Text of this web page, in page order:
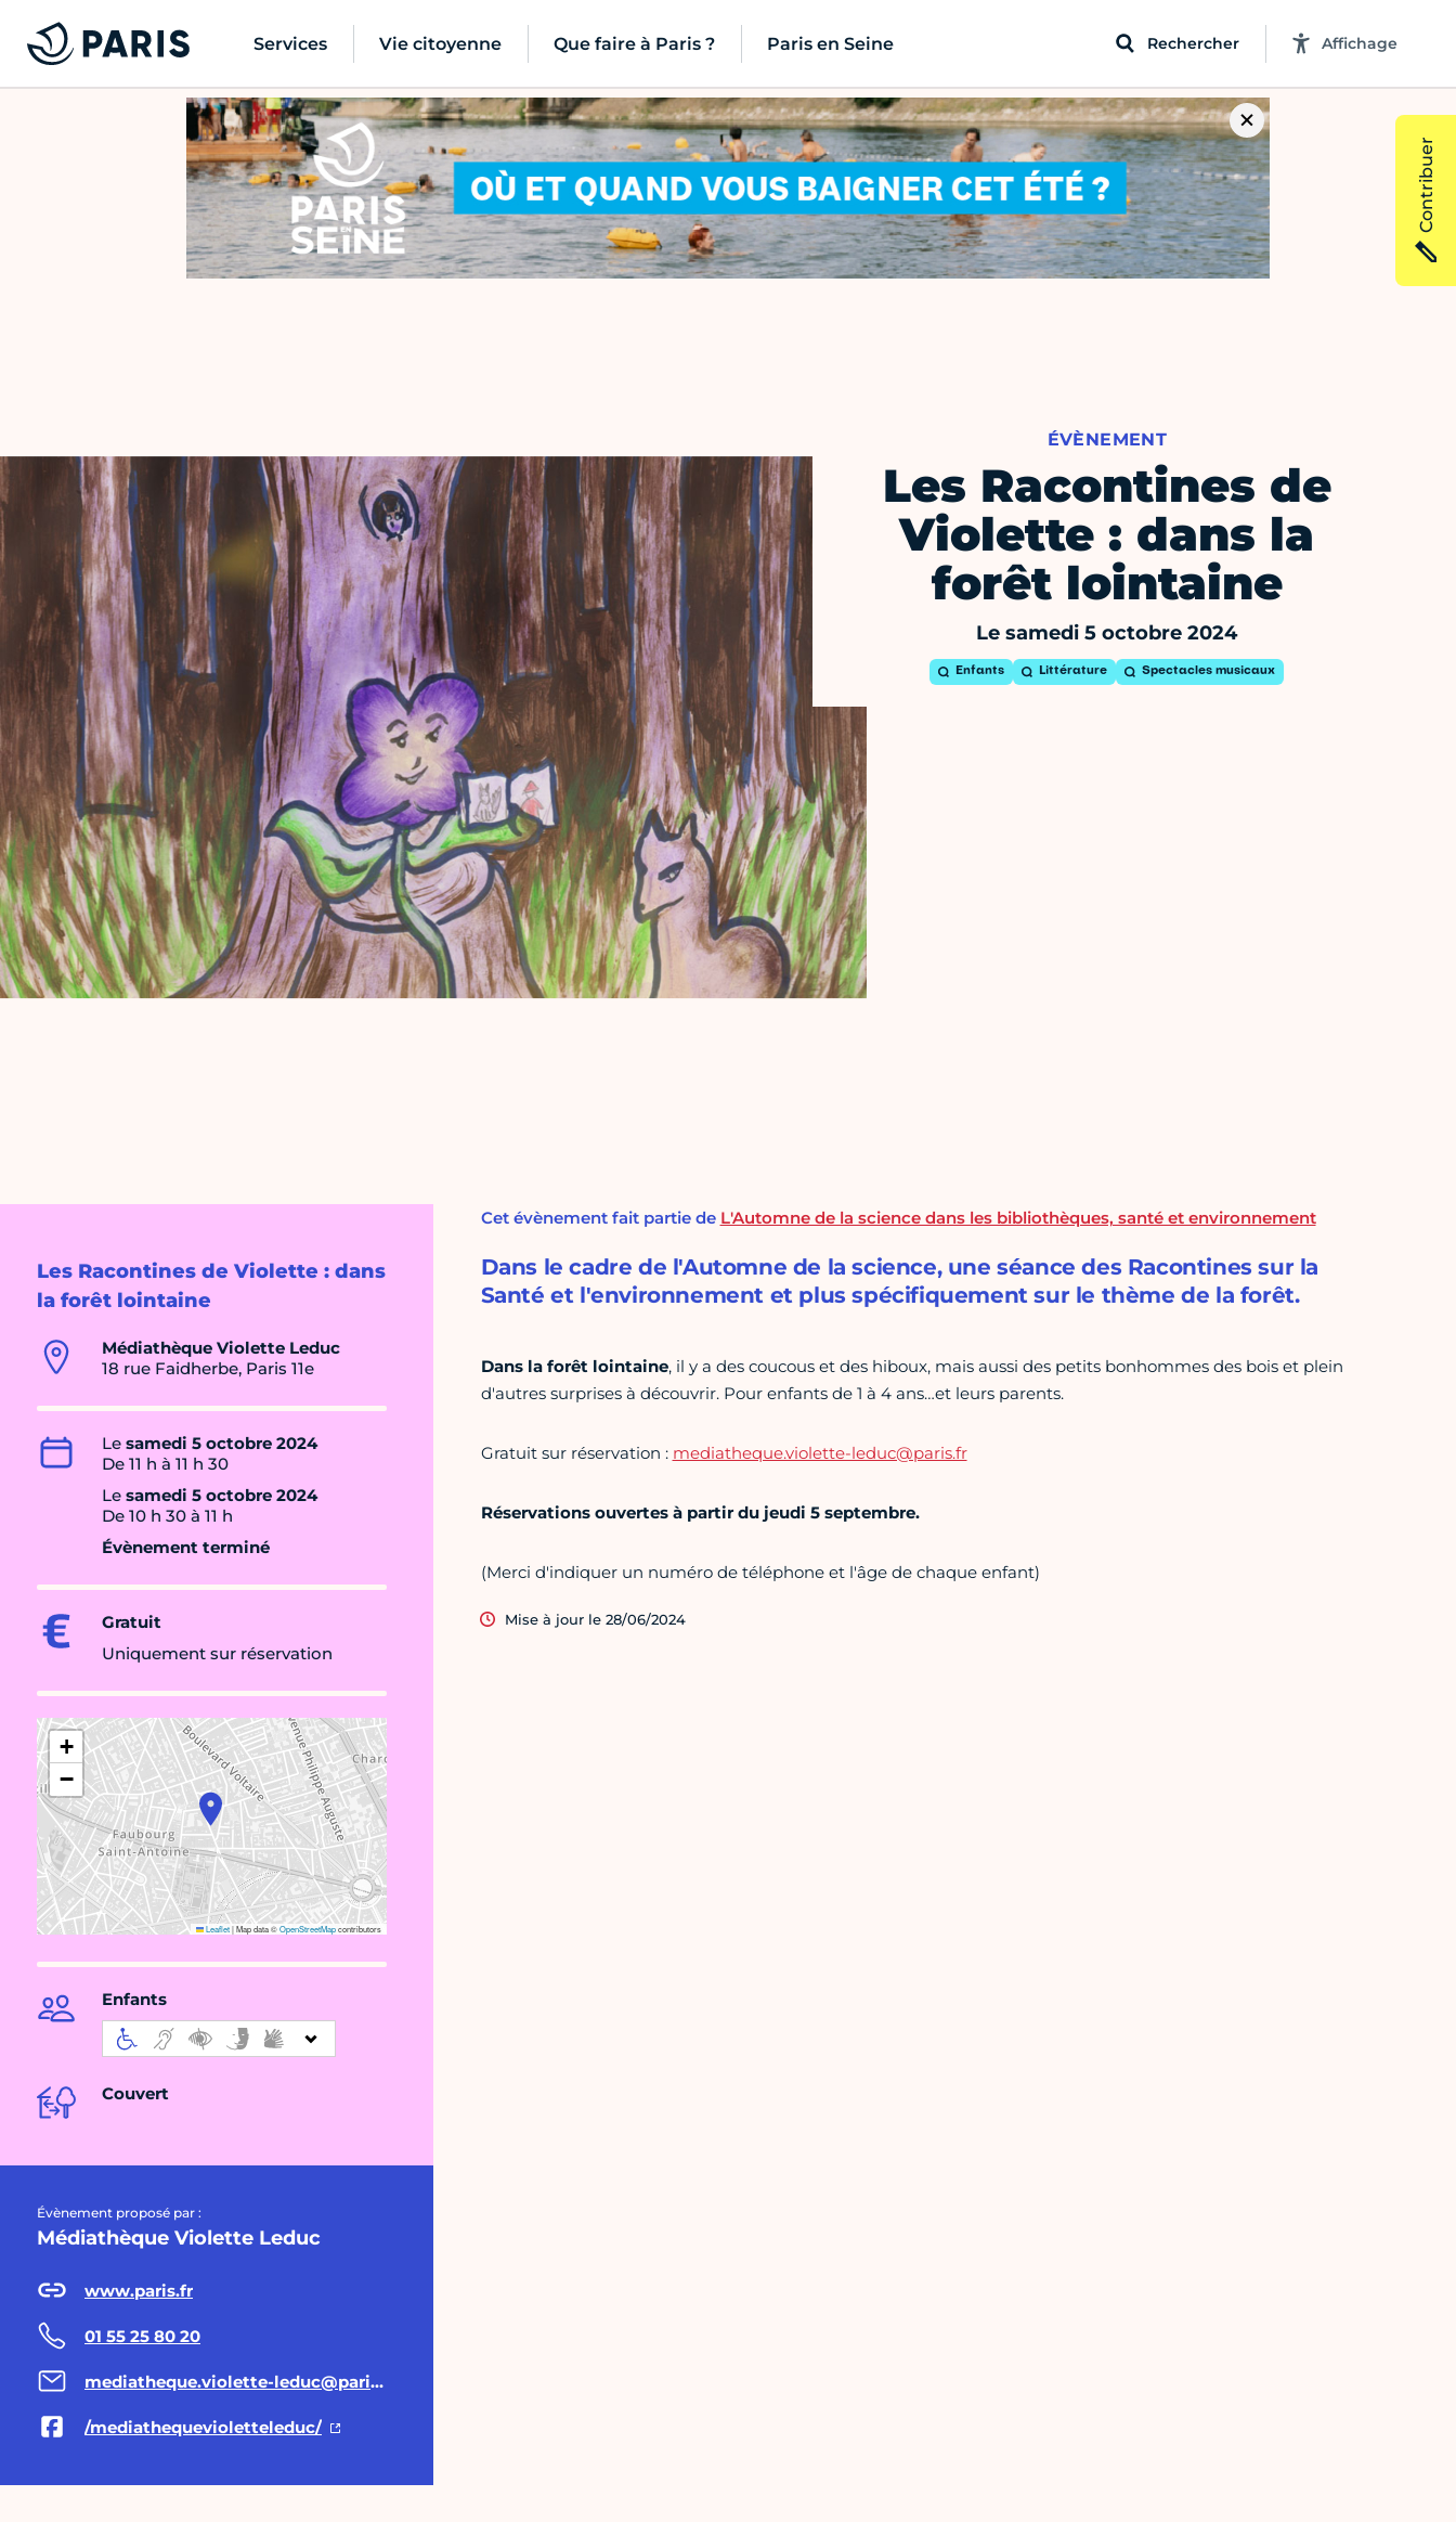
Services Vie citoyenne Que faire à Paris ? Paris en Seine Rechercher Affichage
ÉVÈNEMENT
Les Racontines de
Violette : dans la
forêt lointaine
Le samedi 5 octobre 2024
Enfants Littérature Spectacles musicaux
Les Racontines de Violette : dans
la forêt lointaine
Médiathèque Violette Leduc
18 rue Faidherbe, Paris 11e
Le samedi 5 octobre 2024
De 11 h à 11 h 30
Le samedi 5 octobre 2024
De 10 h 30 à 11 h
Évènement terminé
Gratuit
Uniquement sur réservation
+
−
Leaflet|Map data ©OpenStreetMapcontributors
Enfants
Couvert
Évènement proposé par :
Médiathèque Violette Leduc
www.paris.fr
01 55 25 80 20
mediatheque.violette-leduc@paris.fr
/mediathequevioletteleduc/
Cet évènement fait partie de L'Automne de la science dans les bibliothèques, santé et environnement
Dans le cadre de l'Automne de la science, une séance des Racontines sur la
Santé et l'environnement et plus spécifiquement sur le thème de la forêt.
Dans la forêt lointaine, il y a des coucous et des hiboux, mais aussi des petits bonhommes des bois et plein
d'autres surprises à découvrir. Pour enfants de 1 à 4 ans…et leurs parents.
Gratuit sur réservation : mediatheque.violette-leduc@paris.fr
Réservations ouvertes à partir du jeudi 5 septembre.
(Merci d'indiquer un numéro de téléphone et l'âge de chaque enfant)
Mise à jour le 28/06/2024
Contribuer